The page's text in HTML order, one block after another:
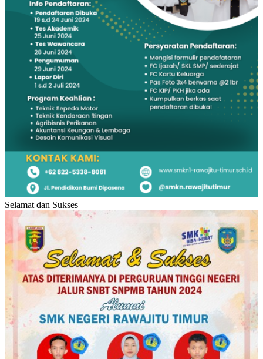
Selamat dan Sukses